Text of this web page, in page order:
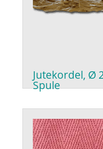
Jutekordel, Ø
Spule